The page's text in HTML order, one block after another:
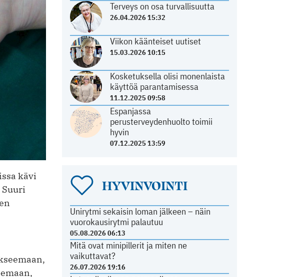
Terveys on osa turvallisuutta
26.04.2026 15:32
Viikon käänteiset uutiset
15.03.2026 10:15
Kosketuksella olisi monenlaista
käyttöä parantamisessa
11.12.2025 09:58
Espanjassa
perusterveydenhuolto toimii
hyvin
07.12.2025 13:59
HYVINVOINTI
Unirytmi sekaisin loman jälkeen – näin
vuorokausirytmi palautuu
05.08.2026 06:13
Mitä ovat minipillerit ja miten ne
vaikuttavat?
26.07.2026 19:16
kävi